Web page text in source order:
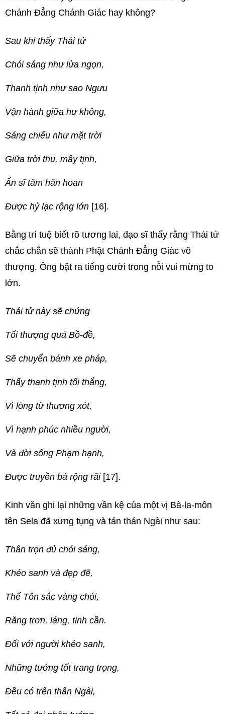
Chánh Đẳng Chánh Giác hay không?
Sau khi thấy Thái tử
Chói sáng như lửa ngọn,
Thanh tịnh như sao Ngưu
Vận hành giữa hư không,
Sáng chiếu như mặt trời
Giữa trời thu, mây tịnh,
Ẩn sĩ tâm hân hoan
Ðược hỷ lạc rộng lớn [16].
Bằng trí tuệ biết rõ tương lai, đạo sĩ thấy rằng Thái tử
chắc chắn sẽ thành Phật Chánh Đẳng Giác vô
thượng. Ông bật ra tiếng cười trong nỗi vui mừng to
lớn.
Thái tử này sẽ chứng
Tối thượng quả Bồ-đề,
Sẽ chuyển bánh xe pháp,
Thấy thanh tịnh tối thắng,
Vì lòng từ thương xót,
Vì hạnh phúc nhiều người,
Và đời sống Phạm hạnh,
Ðược truyền bá rộng rãi[17].
Kinh văn ghi lại những vần kệ của một vị Bà-la-môn
tên Sela đã xưng tụng và tán thán Ngài như sau:
Thân trọn đủ chói sáng,
Khéo sanh và đẹp đẽ,
Thế Tôn sắc vàng chói,
Răng trơn, láng, tinh cần.
Đối với người khéo sanh,
Những tướng tốt trang trọng,
Đều có trên thân Ngài,